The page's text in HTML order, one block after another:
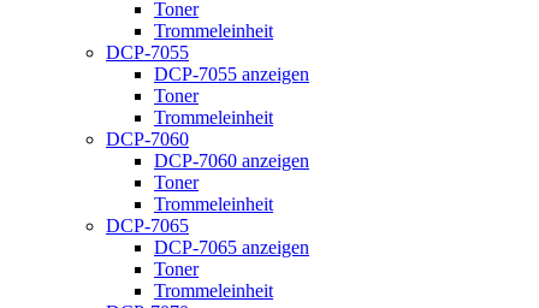
Toner
Trommeleinheit
DCP-7055
DCP-7055 anzeigen
Toner
Trommeleinheit
DCP-7060
DCP-7060 anzeigen
Toner
Trommeleinheit
DCP-7065
DCP-7065 anzeigen
Toner
Trommeleinheit